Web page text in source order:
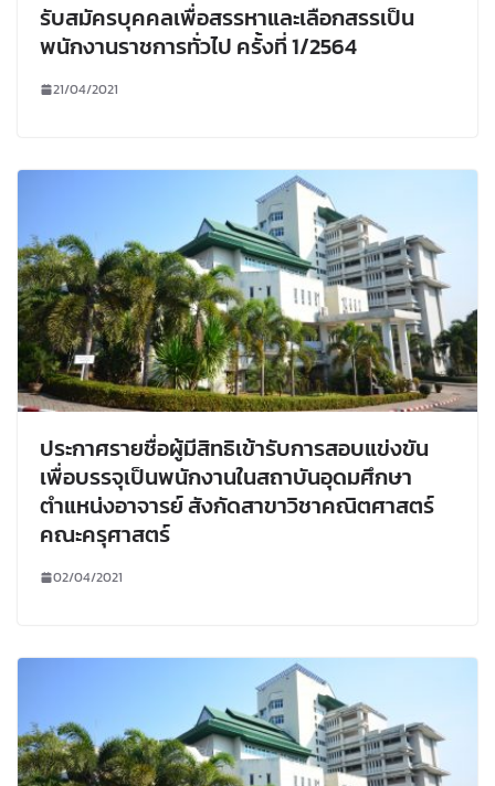
รับสมัครบุคคลเพื่อสรรหาและเลือกสรรเป็น
พนักงานราชการทั่วไป ครั้งที่ 1/2564
21/04/2021
ประกาศรายชื่อผู้มีสิทธิเข้ารับการสอบแข่งขัน
เพื่อบรรจุเป็นพนักงานในสถาบันอุดมศึกษา
ตำแหน่งอาจารย์ สังกัดสาขาวิชาคณิตศาสตร์
คณะครุศาสตร์
02/04/2021